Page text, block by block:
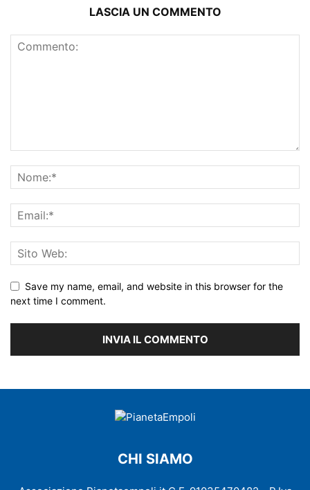
LASCIA UN COMMENTO
Save my name, email, and website in this browser for the
next time I comment.
CHI SIAMO